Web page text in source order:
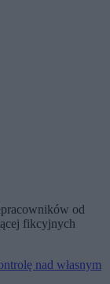
od
fikcyjnych
nad własnym